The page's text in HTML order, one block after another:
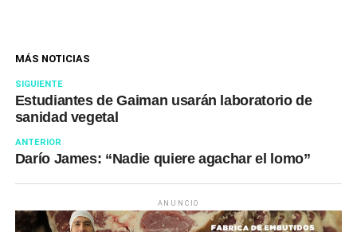
MÁS NOTICIAS
SIGUIENTE
Estudiantes de Gaiman usarán laboratorio de
sanidad vegetal
ANTERIOR
Darío James: “Nadie quiere agachar el lomo”
ANUNCIO